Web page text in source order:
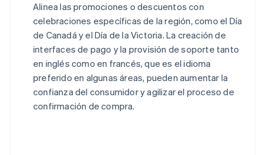
Alinea las promociones o descuentos con
celebraciones específicas de la región, como el Día
de Canadá y el Día de la Victoria. La creación de
interfaces de pago y la provisión de soporte tanto
en inglés como en francés, que es el idioma
preferido en algunas áreas, pueden aumentar la
confianza del consumidor y agilizar el proceso de
confirmación de compra.